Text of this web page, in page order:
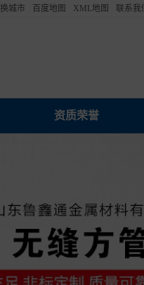
日本語
城市 百度地图 XML地图 联系我
有限公司资质荣誉
山东鲁鑫通金属材料